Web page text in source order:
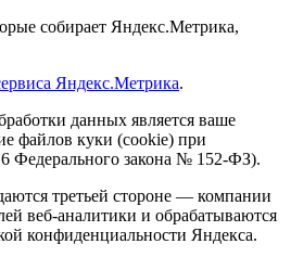
собирает Яндекс.Метрика,
Яндекс.Метрика.
данных является ваше
файлов куки (cookie) при
Федерального закона № 152-ФЗ).
третьей стороне — компании
веб-аналитики и обрабатываются
конфиденциальности Яндекса.